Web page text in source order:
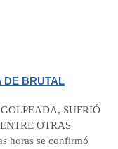
DE BRUTAL
SUFRIÓ
OTRAS
horas se confirmó